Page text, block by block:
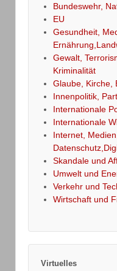
Bundeswehr,
EU
Gesundheit,
Gewalt,
Kriminalität
Glaube, Kirche,
Innenpolitik,
Internationale
Internationale
Internet, Medien,
Skandale und
Umwelt und
Verkehr und
Wirtschaft und
Virtuelles